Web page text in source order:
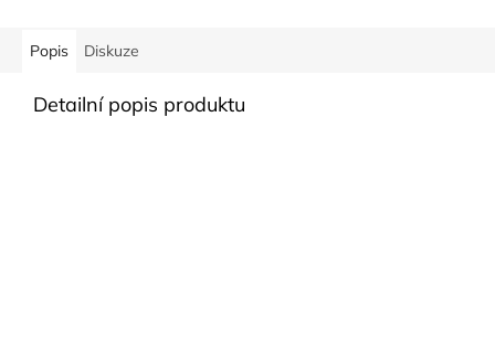
Popis Diskuze
Detailní popis produktu